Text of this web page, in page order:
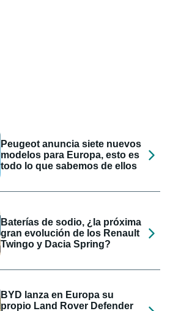
Peugeot anuncia siete nuevos
modelos para Europa, esto es
todo lo que sabemos de ellos
Baterías de sodio, ¿la próxima
gran evolución de los Renault
Twingo y Dacia Spring?
BYD lanza en Europa su
propio Land Rover Defender